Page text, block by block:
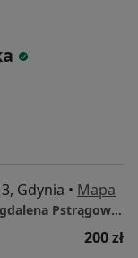
Gdynia • Mapa
Gabinet Pomocy Psychologicznej Magdalena Pstrągowska
200 zł